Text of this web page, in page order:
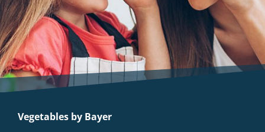
Vegetables by Bayer